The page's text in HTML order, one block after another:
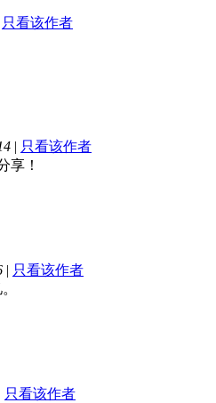
只看该作者
| 只看该作者
享！
| 只看该作者
只看该作者